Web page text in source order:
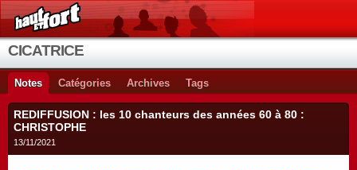
CICATRICE
Notes Catégories Archives Tags
REDIFFUSION : les 10 chanteurs des années 60 à 80 :
CHRISTOPHE
13/11/2021